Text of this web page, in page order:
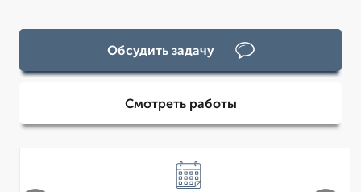
Обсудить задачу
Смотреть работы